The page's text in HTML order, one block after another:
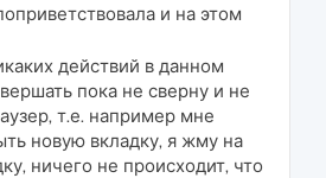
и на этом
действий в данном
пока не сверну и не
т.е. например мне
новую вкладку, я жму на
ничего не происходит, что